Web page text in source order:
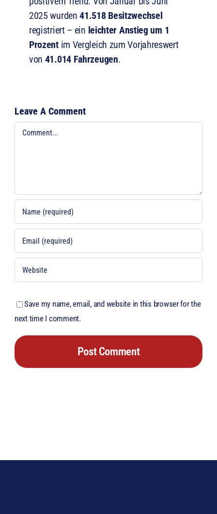
2025 wurden41.518 Besitzwechsel
registriert – ein leichter Anstieg um 1
Prozentim Vergleich zum Vorjahreswert
von 41.014 Fahrzeugen.
Leave A Comment
Comment
Save my name, email, and website in this browser for the
next time I comment.